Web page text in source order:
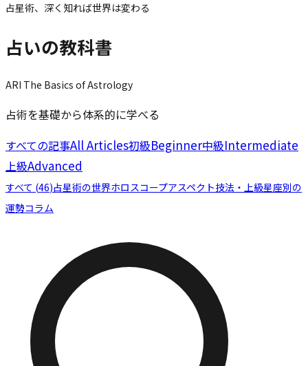
占星術、深く知れば世界は変わる
占いの教科書
ARI The Basics of Astrology
占術を基礎から体系的に学べる
すべての記事All Articles初級Beginner中級Intermediate
上級Advanced
すべて (46)占星術の世界ホロスコープアスペクト技法・上級星座別の
運勢コラム